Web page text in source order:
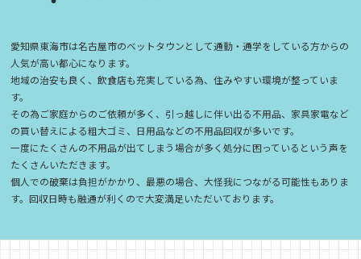
愛知県東海市は名古屋市のベットタウンとして通勤・通学をしている方からの
人気が高い都心になります。
地域の治安も良く、飲食店も充実している為、住みやすい環境が整っていま
す。
その為ご家庭からのご依頼が多く、引っ越しに伴い出る不用品、家具家電など
の買い替えによる粗大ゴミ、日用品などの不用品回収が多いです。
一度にたくさんの不用品が出てしまう場合が多く処分に困っているという声を
たくさんいただきます。
個人での破棄は負担がかかり、最悪の場合、大怪我につながる可能性もありま
す。回収日時も融通が利くので大変満足いただいております。